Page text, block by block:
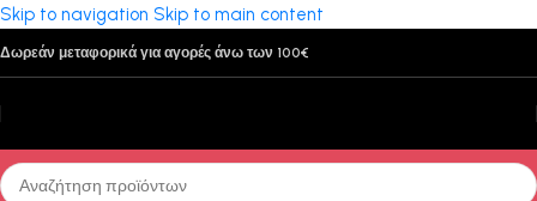
Skip to navigation Skip to main content
Δωρεάν μεταφορικά για αγορές άνω των 100€